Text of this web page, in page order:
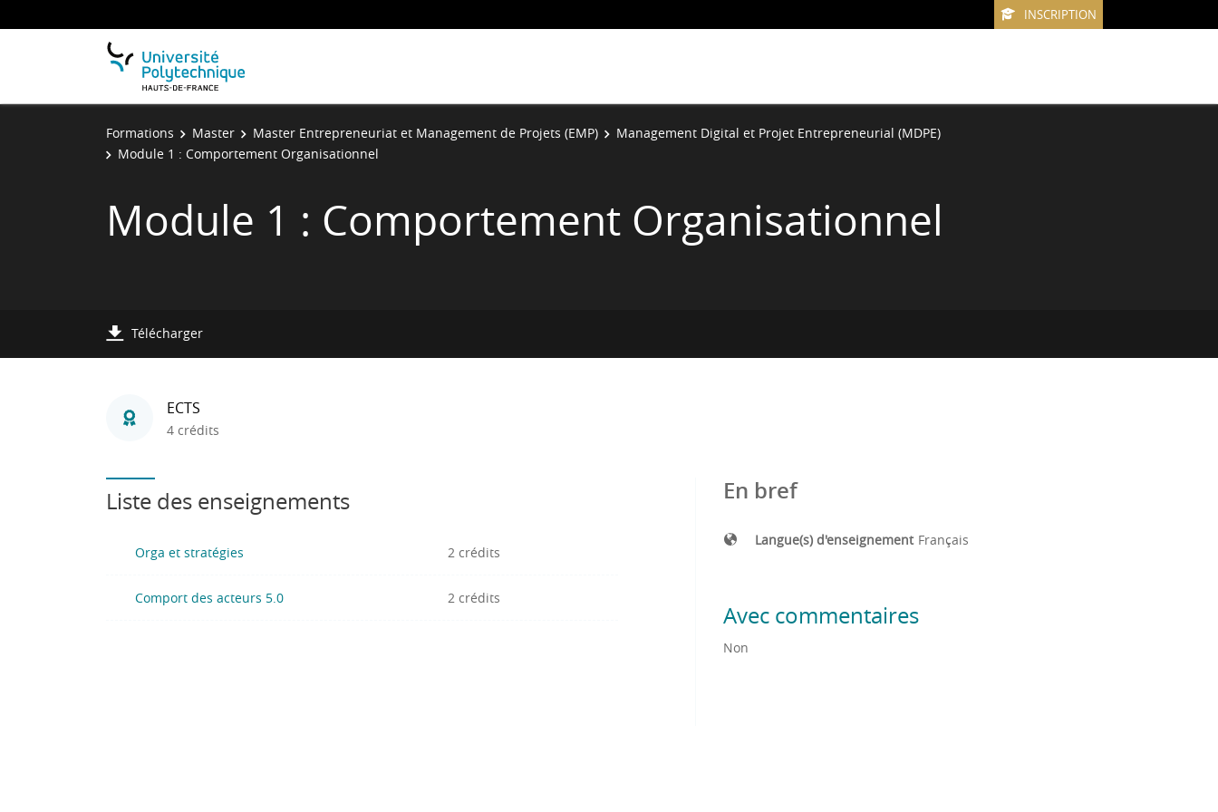
INSCRIPTION
Formations Master Master Entrepreneuriat et Management de Projets (EMP)
Management Digital et Projet Entrepreneurial (MDPE)
Module 1 : Comportement Organisationnel
Module 1 : Comportement Organisationnel
Télécharger
ECTS
4 crédits
Liste des enseignements
Orga et stratégies 2 crédits
Comport des acteurs 5.0 2 crédits
En bref
Langue(s) d'enseignement Français
Avec commentaires
Non